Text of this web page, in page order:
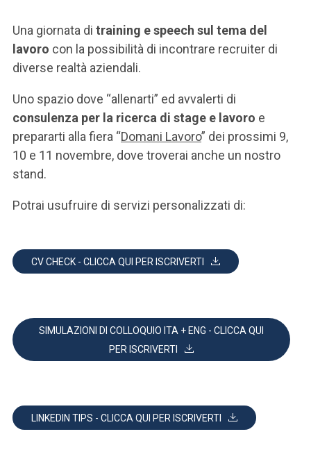
SEI UNO STUDENTE ISCRITTO?
ACCEDI ALLA MAIL ICATT
SEI UN DOCENTE O UN MEMBRO DELLO STAFF
ACCEDI A CLOUDMAIL
Una giornata di training e speech sul tema del
lavoro con la possibilità di incontrare recruiter di
diverse realtà aziendali.
Uno spazio dove “allenarti” ed avvalerti di
consulenza per la ricerca di stage e lavoro e
prepararti alla fiera “Domani Lavoro” dei prossimi 9,
10 e 11 novembre, dove troverai anche un nostro
stand.
Potrai usufruire di servizi personalizzati di:
CV CHECK - CLICCA QUI PER ISCRIVERTI
SIMULAZIONI DI COLLOQUIO ITA + ENG - CLICCA QUI
PER ISCRIVERTI
LINKEDIN TIPS - CLICCA QUI PER ISCRIVERTI